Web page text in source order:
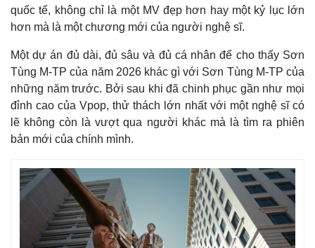
quốc tế, không chỉ là một MV đẹp hơn hay một kỷ lục lớn
hơn mà là một chương mới của người nghệ sĩ.
Một dự án đủ dài, đủ sâu và đủ cá nhân để cho thấy Sơn
Tùng M-TP của năm 2026 khác gì với Sơn Tùng M-TP của
những năm trước. Bởi sau khi đã chinh phục gần như mọi
đỉnh cao của Vpop, thử thách lớn nhất với một nghệ sĩ có
lẽ không còn là vượt qua người khác mà là tìm ra phiên
bản mới của chính mình.